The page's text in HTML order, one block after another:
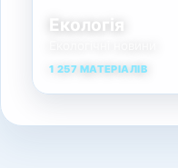
Екологія
1 257 МАТЕРІАЛІВ